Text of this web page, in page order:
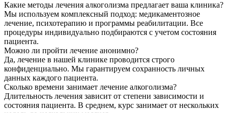
Какие методы лечения алкоголизма предлагает ваша клиника?
Мы используем комплексный подход: медикаментозное
лечение, психотерапию и программы реабилитации. Все
процедуры индивидуально подбираются с учетом состояния
пациента.
Можно ли пройти лечение анонимно?
Да, лечение в нашей клинике проводится строго
конфиденциально. Мы гарантируем сохранность личных
данных каждого пациента.
Сколько времени занимает лечение алкоголизма?
Длительность лечения зависит от степени зависимости и
состояния пациента. В среднем, курс занимает от нескольких